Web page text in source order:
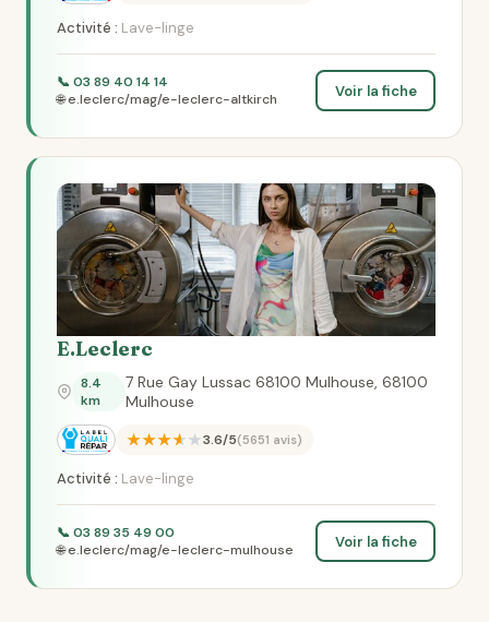
Activité : Lave-linge
📞 03 89 40 14 14
🌐 e.leclerc/mag/e-leclerc-altkirch
Voir la fiche
E.Leclerc
8.4
km
7 Rue Gay Lussac 68100 Mulhouse, 68100
Mulhouse
★★★★★3.6/5(5651 avis)
Activité : Lave-linge
📞 03 89 35 49 00
🌐 e.leclerc/mag/e-leclerc-mulhouse
Voir la fiche